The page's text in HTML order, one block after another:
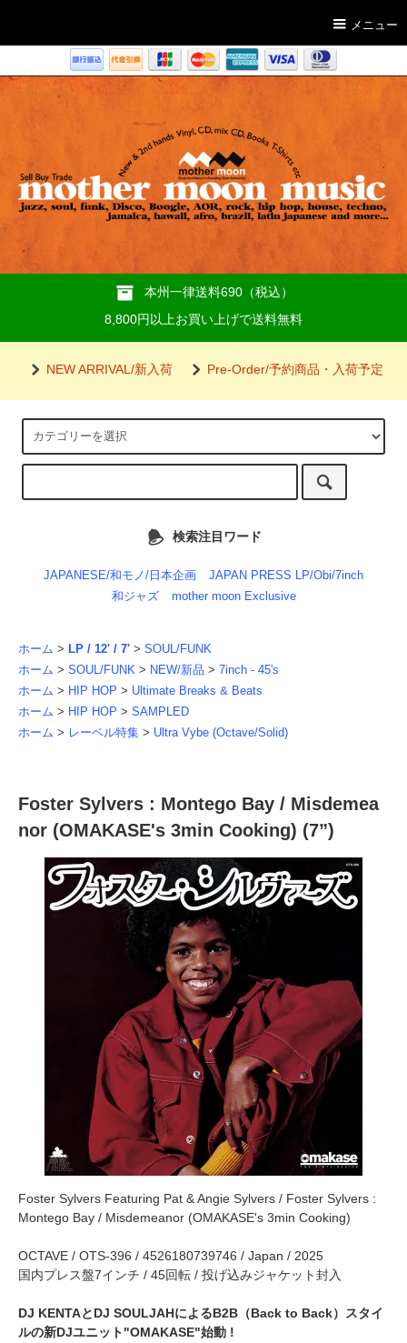
メニュー
本州一律送料690（税込）
8,800円以上お買い上げで送料無料
NEW ARRIVAL/新入荷 Pre-Order/予約商品・入荷予定
検索注目ワード
JAPANESE/和モノ/日本企画
JAPAN PRESS LP/Obi/7inch
和ジャズ
mother moon Exclusive
ホーム > LP / 12' / 7' > SOUL/FUNK
ホーム > SOUL/FUNK > NEW/新品 > 7inch - 45's
ホーム > HIP HOP > Ultimate Breaks & Beats
ホーム > HIP HOP > SAMPLED
ホーム > レーベル特集 > Ultra Vybe (Octave/Solid)
Foster Sylvers : Montego Bay / Misdemea
nor (OMAKASE's 3min Cooking) (7”)
Foster Sylvers Featuring Pat & Angie Sylvers / Foster Sylvers :
Montego Bay / Misdemeanor (OMAKASE's 3min Cooking)
OCTAVE / OTS-396 / 4526180739746 / Japan / 2025
国内プレス盤7インチ / 45回転 / 投げ込みジャケット封入
DJ KENTAとDJ SOULJAHによるB2B（Back to Back）スタイ
ルの新DJユニット"OMAKASE"始動 !